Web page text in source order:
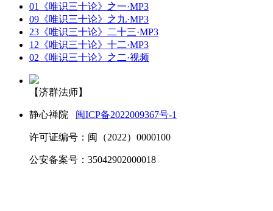
01《唯识三十论》之一·MP3
09《唯识三十论》之九·MP3
23《唯识三十论》二十三·MP3
12《唯识三十论》十二·MP3
02《唯识三十论》之二·视频
【济群法师】
静心禅院 闽ICP备2022009367号-1
许可证编号：闽（2022）0000100
公安备案号：35042902000018